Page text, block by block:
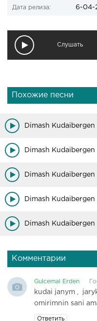
Дата релиза: 6-04-
Слушать
Похожие песни
Dimash Kudaibergen
Dimash
Dimash
Dimash
Комментарии
Gulcemal Erden
26 мая 2020 02:20
kudai janym ,
omirimnin sani
Ответить